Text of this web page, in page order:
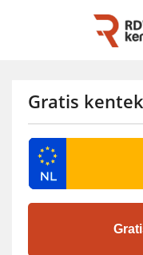
Gratis